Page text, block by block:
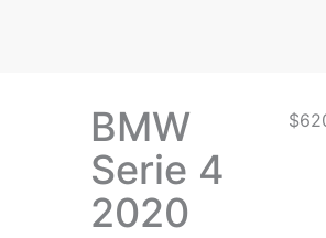
BMW
Serie 4
2020